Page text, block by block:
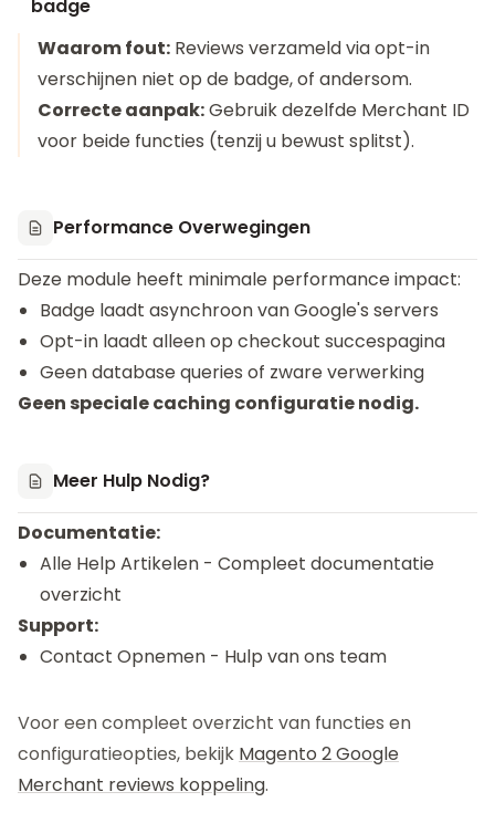
badge
Waarom fout: Reviews verzameld via opt-in
verschijnen niet op de badge, of andersom.
Correcte aanpak:Gebruik dezelfde Merchant ID
voor beide functies (tenzij u bewust splitst).
Performance Overwegingen
Deze module heeft minimale performance impact:
Badge laadt asynchroon van Google's servers
Opt-in laadt alleen op checkout succespagina
Geen database queries of zware verwerking
Geen speciale caching configuratie nodig.
Meer Hulp Nodig?
Documentatie:
Alle Help Artikelen - Compleet documentatie
overzicht
Support:
Contact Opnemen - Hulp van ons team
Voor een compleet overzicht van functies en
configuratieopties, bekijk Magento 2 Google
Merchant reviews koppeling.